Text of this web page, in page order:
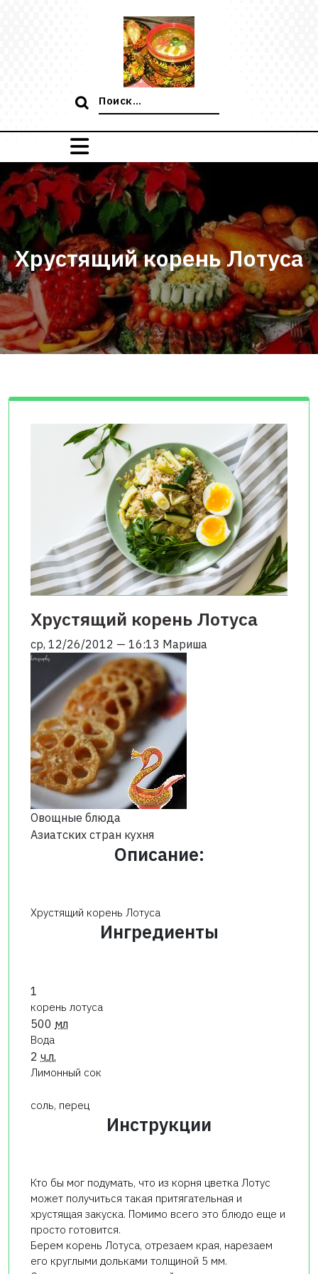
Поиск:
Хрустящий корень Лотуса
Хрустящий корень Лотуса
ср, 12/26/2012 — 16:13 Мариша
Овощные блюда
Азиатских стран кухня
Описание:
Хрустящий корень Лотуса
Ингредиенты
1
корень лотуса
500 мл
Вода
2 ч.л.
Лимонный сок
соль, перец
Инструкции
Кто бы мог подумать, что из корня цветка Лотус
может получиться такая притягательная и
хрустящая закуска. Помимо всего это блюдо еще и
просто готовится.
Берем корень Лотуса, отрезаем края, нарезаем
его круглыми дольками толщиной 5 мм.